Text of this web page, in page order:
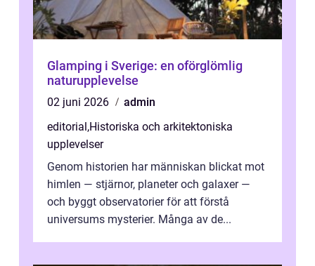
Glamping i Sverige: en oförglömlig
naturupplevelse
02 juni 2026
admin
editorial,Historiska och arkitektoniska
upplevelser
Genom historien har människan blickat mot
himlen — stjärnor, planeter och galaxer —
och byggt observatorier för att förstå
universums mysterier. Många av de...